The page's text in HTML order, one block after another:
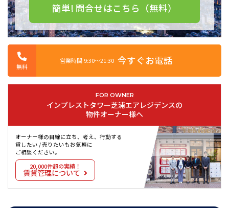
簡単! 問合せはこちら（無料）
無料
営業時間 9:30〜21:30 今すぐお電話
FOR OWNER
インプレストタワー芝浦エアレジデンスの
物件オーナー様へ
オーナー様の目線に立ち、考え、行動する
貸したい / 売りたいもお気軽に
ご相談ください。
20,000件超の実績！
賃貸管理について